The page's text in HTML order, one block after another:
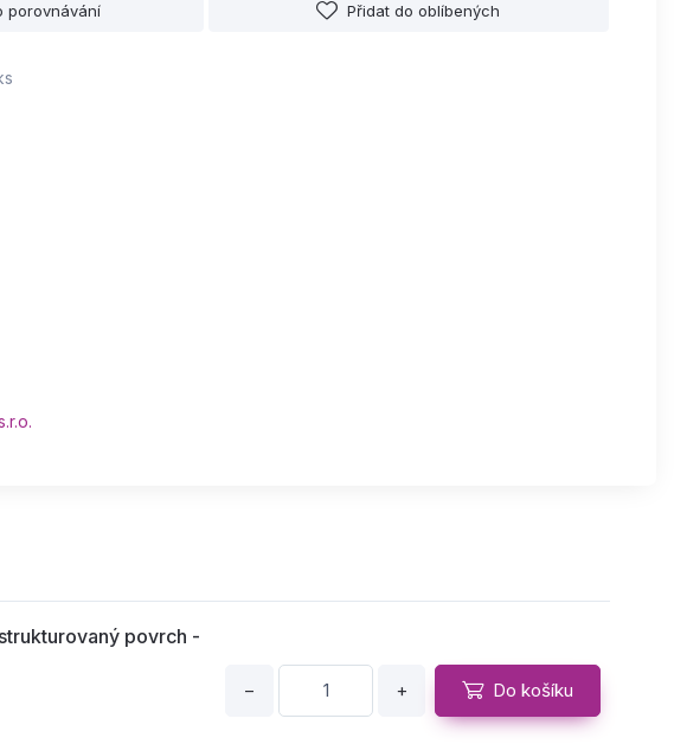
porovnávání Přidat do oblíbených
povrch -
− + Do košíku